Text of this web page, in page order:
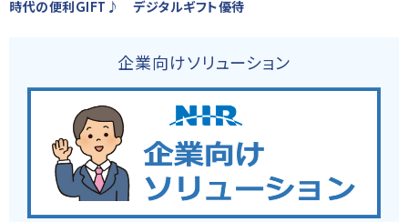
時代の便利GIFT♪ デジタルギフト優待
企業向けソリューション